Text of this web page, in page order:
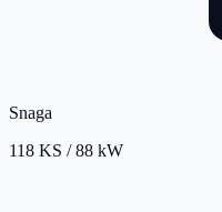
Snaga
118 KS / 88 kW